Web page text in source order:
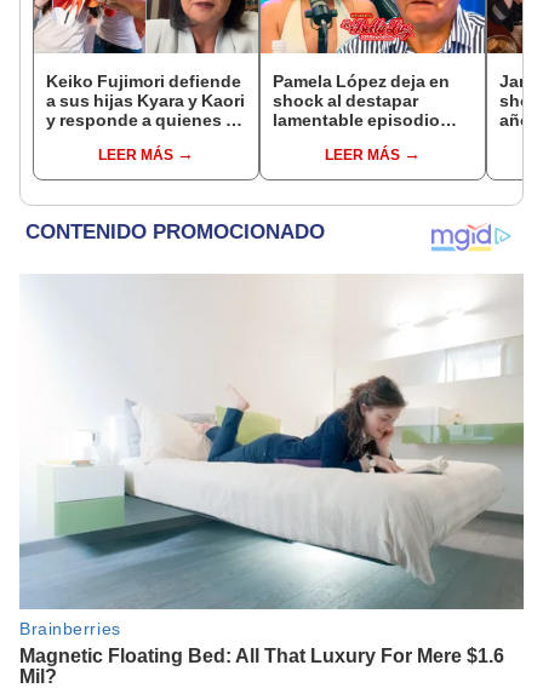
Keiko Fujimori defiende
a sus hijas Kyara y Kaori
y responde a quienes la
“No pueden decirme”
LEER MÁS
Pamela López deja en
shock al destapar
lamentable episodio
de La Bella Luz: "Hasta
el día de hoy ..."
LEER MÁS
años